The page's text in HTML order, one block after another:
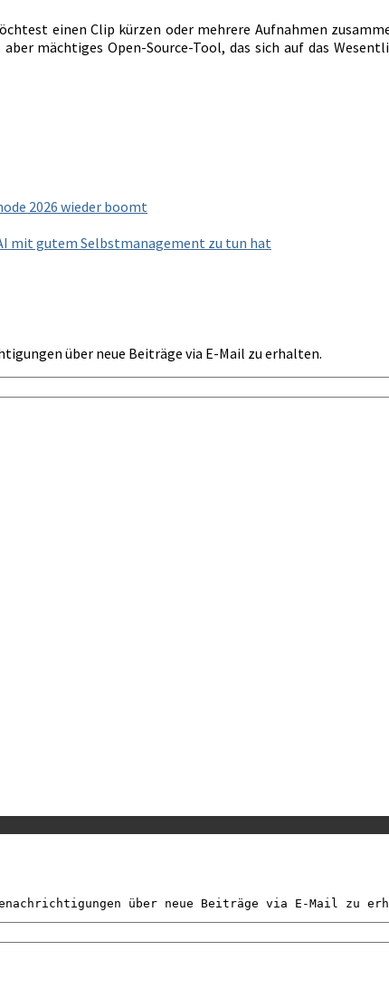
einen Clip kürzen oder mehrere Aufnahmen
mächtiges Open-Source-Tool, das sich auf das
2026 wieder boomt
mit gutem Selbstmanagement zu tun hat
über neue Beiträge via E-Mail zu erhalten.
über neue Beiträge via E-Mail zu